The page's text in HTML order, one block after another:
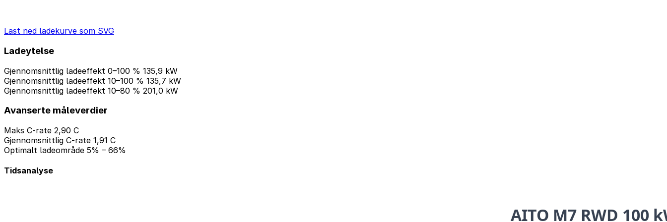
Last ned ladekurve som SVG
Ladeytelse
Gjennomsnittlig ladeeffekt 0–100 % 135,9 kW
Gjennomsnittlig ladeeffekt 10–100 % 135,7 kW
Gjennomsnittlig ladeeffekt 10–80 % 201,0 kW
Avanserte måleverdier
Maks C-rate 2,90 C
Gjennomsnittlig C-rate 1,91 C
Optimalt ladeområde 5% – 66%
Tidsanalyse